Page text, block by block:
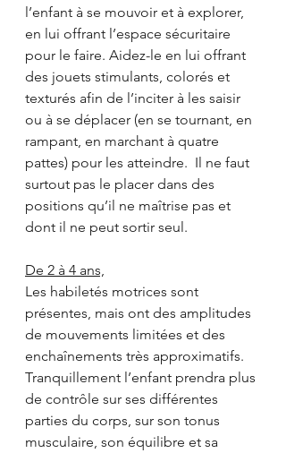
l’enfant à se mouvoir et à explorer,
en lui offrant l’espace sécuritaire
pour le faire. Aidez-le en lui offrant
des jouets stimulants, colorés et
texturés afin de l’inciter à les saisir
ou à se déplacer (en se tournant, en
rampant, en marchant à quatre
pattes) pour les atteindre.  Il ne faut
surtout pas le placer dans des
positions qu’il ne maîtrise pas et
dont il ne peut sortir seul.
De 2 à 4 ans,
Les habiletés motrices sont
présentes, mais ont des amplitudes
de mouvements limitées et des
enchaînements très approximatifs.
Tranquillement l’enfant prendra plus
de contrôle sur ses différentes
parties du corps, sur son tonus
musculaire, son équilibre et sa